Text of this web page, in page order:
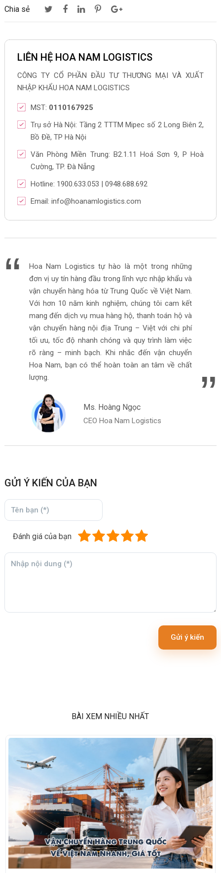
Chia sẻ
LIÊN HỆ HOA NAM LOGISTICS
CÔNG TY CỔ PHẦN ĐẦU TƯ THƯƠNG MẠI VÀ XUẤT
NHẬP KHẨU HOA NAM LOGISTICS
MST: 0110167925
Trụ sở Hà Nội: Tầng 2 TTTM Mipec số 2 Long Biên 2,
Bồ Đề, TP Hà Nội
Văn Phòng Miền Trung: B2.1.11 Hoá Sơn 9, P Hoà
Cường, TP. Đà Nẵng
Hotline: 1900.633.053 | 0948.688.692
Email: info@hoanamlogistics.com
Hoa Nam Logistics tự hào là một trong những
đơn vị uy tín hàng đầu trong lĩnh vực nhập khẩu và
vận chuyển hàng hóa từ Trung Quốc về Việt Nam.
Với hơn 10 năm kinh nghiệm, chúng tôi cam kết
mang đến dịch vụ mua hàng hộ, thanh toán hộ và
vận chuyển hàng nội địa Trung – Việt với chi phí
tối ưu, tốc độ nhanh chóng và quy trình làm việc
rõ ràng – minh bạch. Khi nhắc đến vận chuyển
Hoa Nam, bạn có thể hoàn toàn an tâm về chất
lượng.
Ms. Hoàng Ngọc
CEO Hoa Nam Logistics
GỬI Ý KIẾN CỦA BẠN
Đánh giá của bạn
Gửi ý kiến
BÀI XEM NHIỀU NHẤT